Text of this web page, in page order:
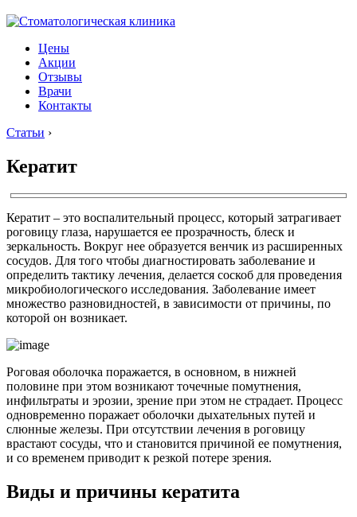
Цены
Акции
Отзывы
Врачи
Контакты
Статьи ›
Кератит
Кератит – это воспалительный процесс, который затрагивает
роговицу глаза, нарушается ее прозрачность, блеск и
зеркальность. Вокруг нее образуется венчик из расширенных
сосудов. Для того чтобы диагностировать заболевание и
определить тактику лечения, делается соскоб для проведения
микробиологического исследования. Заболевание имеет
множество разновидностей, в зависимости от причины, по
которой он возникает.
Роговая оболочка поражается, в основном, в нижней
половине при этом возникают точечные помутнения,
инфильтраты и эрозии, зрение при этом не страдает. Процесс
одновременно поражает оболочки дыхательных путей и
слюнные железы. При отсутствии лечения в роговицу
врастают сосуды, что и становится причиной ее помутнения,
и со временем приводит к резкой потере зрения.
Виды и причины кератита